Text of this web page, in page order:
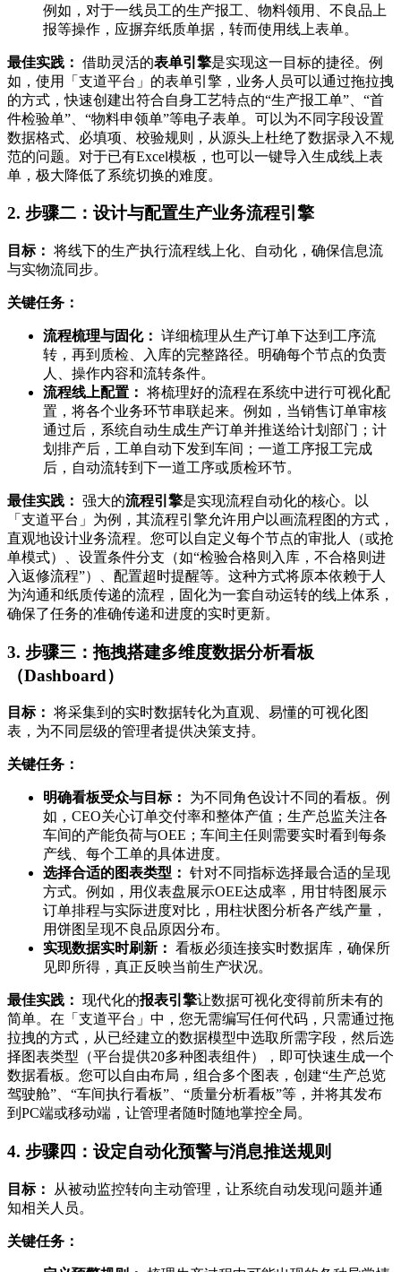
例如，对于一线员工的生产报工、物料领用、不良品上
报等操作，应摒弃纸质单据，转而使用线上表单。
最佳实践： 借助灵活的表单引擎是实现这一目标的捷径。例
如，使用「支道平台」的表单引擎，业务人员可以通过拖拉拽
的方式，快速创建出符合自身工艺特点的“生产报工单”、“首
件检验单”、“物料申领单”等电子表单。可以为不同字段设置
数据格式、必填项、校验规则，从源头上杜绝了数据录入不规
范的问题。对于已有Excel模板，也可以一键导入生成线上表
单，极大降低了系统切换的难度。
2. 步骤二：设计与配置生产业务流程引擎
目标： 将线下的生产执行流程线上化、自动化，确保信息流
与实物流同步。
关键任务：
流程梳理与固化： 详细梳理从生产订单下达到工序流
转，再到质检、入库的完整路径。明确每个节点的负责
人、操作内容和流转条件。
流程线上配置： 将梳理好的流程在系统中进行可视化配
置，将各个业务环节串联起来。例如，当销售订单审核
通过后，系统自动生成生产订单并推送给计划部门；计
划排产后，工单自动下发到车间；一道工序报工完成
后，自动流转到下一道工序或质检环节。
最佳实践： 强大的流程引擎是实现流程自动化的核心。以
「支道平台」为例，其流程引擎允许用户以画流程图的方式，
直观地设计业务流程。您可以自定义每个节点的审批人（或抢
单模式）、设置条件分支（如“检验合格则入库，不合格则进
入返修流程”）、配置超时提醒等。这种方式将原本依赖于人
为沟通和纸质传递的流程，固化为一套自动运转的线上体系，
确保了任务的准确传递和进度的实时更新。
3. 步骤三：拖拽搭建多维度数据分析看板
（Dashboard）
目标： 将采集到的实时数据转化为直观、易懂的可视化图
表，为不同层级的管理者提供决策支持。
关键任务：
明确看板受众与目标：
为不同角色设计不同的看板。例
如，CEO关心订单交付率和整体产值；生产总监关注各
车间的产能负荷与OEE；车间主任则需要实时看到每条
产线、每个工单的具体进度。
选择合适的图表类型： 针对不同指标选择最合适的呈现
方式。例如，用仪表盘展示OEE达成率，用甘特图展示
订单排程与实际进度对比，用柱状图分析各产线产量，
用饼图呈现不良品原因分布。
实现数据实时刷新： 看板必须连接实时数据库，确保所
见即所得，真正反映当前生产状况。
最佳实践： 现代化的报表引擎让数据可视化变得前所未有的
简单。在「支道平台」中，您无需编写任何代码，只需通过拖
拉拽的方式，从已经建立的数据模型中选取所需字段，然后选
择图表类型（平台提供20多种图表组件），即可快速生成一个
数据看板。您可以自由布局，组合多个图表，创建“生产总览
驾驶舱”、“车间执行看板”、“质量分析看板”等，并将其发布
到PC端或移动端，让管理者随时随地掌控全局。
4. 步骤四：设定自动化预警与消息推送规则
目标：
从被动监控转向主动管理，让系统自动发现问题并通
知相关人员。
关键任务：